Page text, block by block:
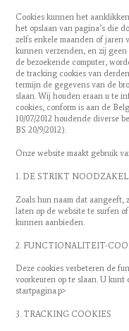
Cookies kunnen het
het opslaan van pagina’s die
zelfs enkele maanden of jaren
kunnen verzenden, en zij
de bezoekende computer,
de tracking cookies van
termijn de gegevens van de
slaan. Wij houden eraan u te
cookies, conform is aan de
10/07/2012 houdende diverse
BS 20/9/2012).
Onze website maakt gebruik
1. DE STRIKT
Zoals hun naam dat aangeeft,
laten op de website te surfen
kunnen aanbieden.
2. FUNCTIONALITEIT-
Deze cookies verbeteren de
voorkeuren op te slaan. U
startpagina.p>
3. TRACKING COOKIES